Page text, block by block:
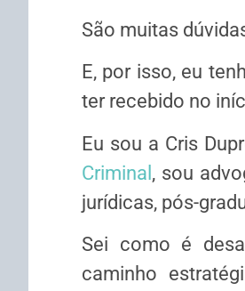
São muitas
E, por isso, eu
ter recebido no
Eu sou a Cris
Criminal , sou
jurídicas, pós-
Sei como é
caminho